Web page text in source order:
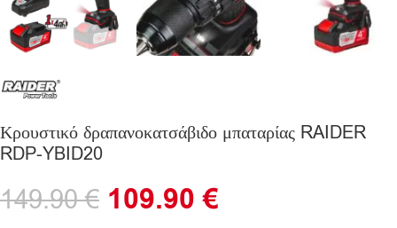
Κρουστικό δραπανοκατσάβιδο μπαταρίας RAIDER
RDP-YBID20
149.90€ 109.90€